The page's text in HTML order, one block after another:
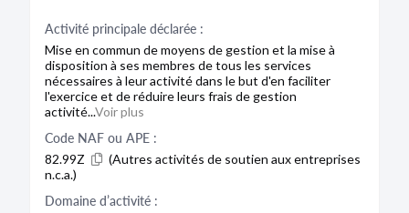
Activité principale déclarée :
Mise en commun de moyens de gestion et la mise à
disposition à ses membres de tous les services
nécessaires à leur activité dans le but d'en faciliter
l'exercice et de réduire leurs frais de gestion
activité...Voir plus
Code NAF ou APE :
82.99Z
(Autres activités de soutien aux entreprises
n.c.a.)
Domaine d’activité :